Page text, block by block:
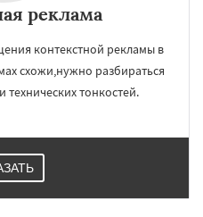
реклама
контекстной рекламы в
схожи,нужно разбираться
тонкостей.